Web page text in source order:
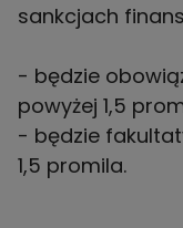
sankcjach
- będzie
powyżej 1,5
- będzie
1,5 promila.